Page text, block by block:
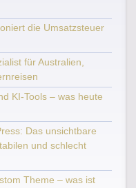
die Umsatzsteuer
für Australien,
KI-Tools – was heute
Das unsichtbare
und schlecht
Theme – was ist